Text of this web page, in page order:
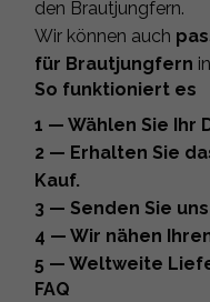
den Brautjungfern.
Wir können auch
für Brautjungfern
So funktioniert es
1 — Wählen Sie Ihr
2 — Erhalten Sie
Kauf.
3 — Senden Sie
4 — Wir nähen
5 — Weltweite
FAQ